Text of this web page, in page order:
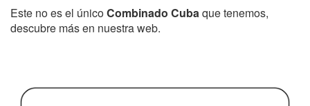
Este no es el únicoCombinado Cubaque tenemos,
descubre más en nuestra web.